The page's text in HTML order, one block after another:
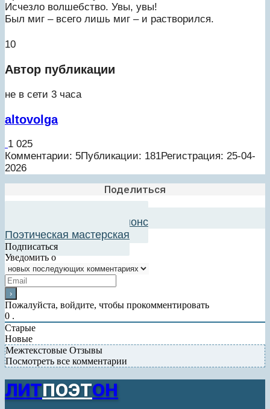
Исчезло волшебство. Увы, увы!
Был миг – всего лишь миг – и растворился.
10
Автор публикации
не в сети 3 часа
altovolga
1 025
Комментарии: 5Публикации: 181Регистрация: 25-04-
2026
Поделиться
Добавить в авторский анонс
Поэтическая мастерская
Подписаться
Уведомить о
Пожалуйста, войдите, чтобы прокомментировать
0 .
Старые
Новые
Межтекстовые Отзывы
Посмотреть все комментарии
ЛИТПОЭТОН